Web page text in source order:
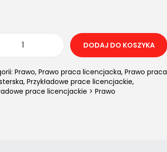
DODAJ DO KOSZYKA
Prawo, Prawo praca licencjacka, Prawo praca
, Przykładowe prace licencjackie,
prace licencjackie > Prawo